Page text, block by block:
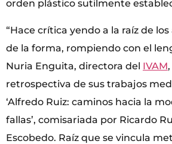
orden plástico sutilmente
“Hace crítica yendo a la raíz de
de la forma, rompiendo con el
Nuria Enguita, directora del IVAM
retrospectiva de sus trabajos
‘Alfredo Ruiz: caminos hacia la
fallas’, comisariada por Ricardo
Escobedo. Raíz que se vincula